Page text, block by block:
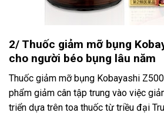
2/ Thuốc giảm mỡ bụng
cho người béo bụng lâu năm
Thuốc giảm mỡ bụng Kobayashi
phẩm giảm cân tập trung vào việc
triển dựa trên toa thuốc từ triều đại